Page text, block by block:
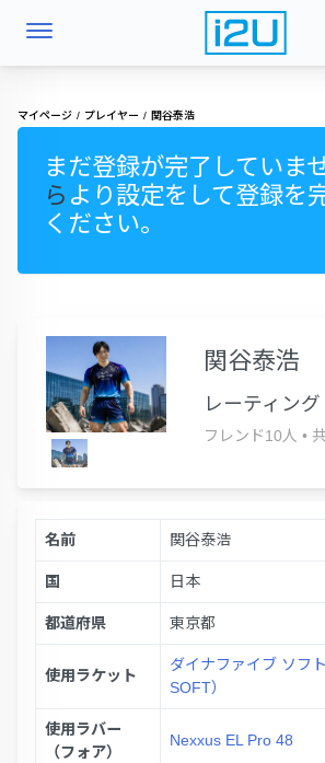
マイページ プレイヤー 関谷泰浩
まだ登録が完了していま
ら より設定をして登録を
ください。
関谷泰浩
レーティン
フレンド10人 •
名前 関谷泰浩
国 日本
都道府県 東京都
使用ラケット
ダイナファイブ ソフ
SOFT）
使用ラバー
（フォア）
Nexxus EL Pro 48